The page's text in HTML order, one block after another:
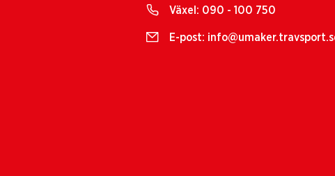
Växel: 090 - 100 750
E-post: